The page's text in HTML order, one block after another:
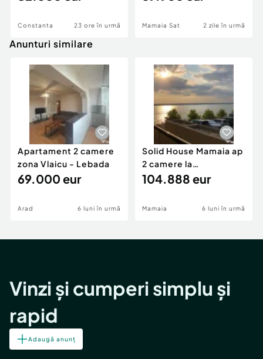
Constanta 23 ore în urmă Mamaia Sat 2 zile în urmă
Anunturi similare
Apartament 2 camere
zona Vlaicu - Lebada
69.000 eur
Arad 6 luni în urmă
Solid House Mamaia ap
2 camere la
cheie,langa Mega
104.888 eur
Mamaia 6 luni în urmă
Vinzi și cumperi simplu și
rapid
Adaugă anunț